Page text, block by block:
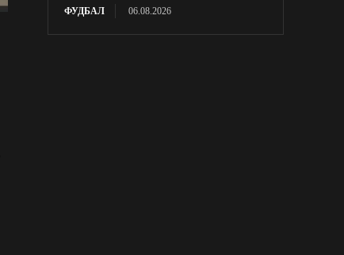
ФУДБАЛ 06.08.2026